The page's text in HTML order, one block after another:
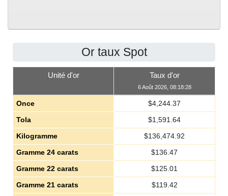
Or taux Spot
Unité d'or Taux d'or
6 Août 2026, 08:18:28
Once $4,244.37
Tola
$1,591.64
Kilogramme
$136,474.92
Gramme 24 carats
$136.47
Gramme 22 carats
$125.01
Gramme 21 carats
$119.42